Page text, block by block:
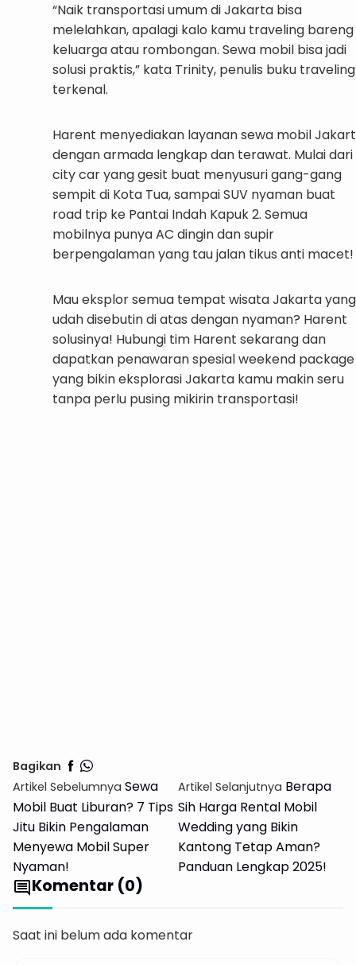
“Naik transportasi umum di Jakarta bisa
melelahkan, apalagi kalo kamu traveling bareng
keluarga atau rombongan. Sewa mobil bisa jadi
solusi praktis,” kata Trinity, penulis buku traveling
terkenal.
Harent menyediakan layanan sewa mobil
dengan armada lengkap dan terawat. Mulai dari
city car yang gesit buat menyusuri gang-gang
sempit di Kota Tua, sampai SUV nyaman buat
road trip ke Pantai Indah Kapuk 2. Semua
mobilnya punya AC dingin dan supir
berpengalaman yang tau jalan tikus anti macet!
Mau eksplor semua tempat wisata Jakarta yang
udah disebutin di atas dengan nyaman? Harent
solusinya! Hubungi tim Harent sekarang dan
dapatkan penawaran spesial weekend package
yang bikin eksplorasi Jakarta kamu makin seru
tanpa perlu pusing mikirin transportasi!
Bagikan
Artikel Sebelumnya Sewa
Mobil Buat Liburan? 7 Tips
Jitu Bikin Pengalaman
Menyewa Mobil Super
Nyaman!
Artikel Selanjutnya Berapa
Sih Harga Rental Mobil
Wedding yang Bikin
Kantong Tetap Aman?
Panduan Lengkap 2025!
commentKomentar (0)
Saat ini belum ada komentar